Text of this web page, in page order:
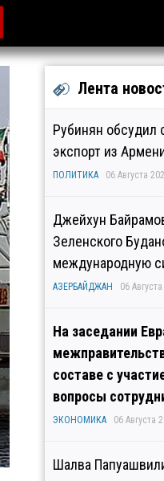
Лента
Рубинян обсудил
экспорт из
ПОЛИТИКА 06 Августа
Джейхун
Зеленского
международную
АЗЕРБАЙДЖАН 06
На заседании
составе с
вопросы
ЭКОНОМИКА 06 Августа
Шалва